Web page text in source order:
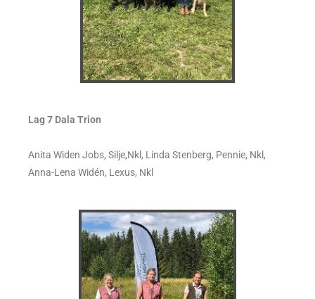
Lag 7 Dala Trion
Anita Widen Jobs, Silje,Nkl, Linda Stenberg, Pennie, Nkl,
Anna-Lena Widén, Lexus, Nkl